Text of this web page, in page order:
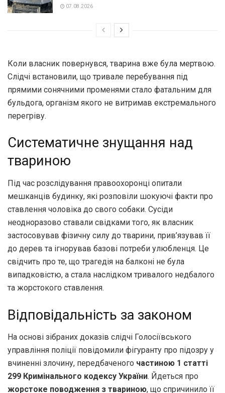
07.08.2026
Коли власник повернувся, тварина вже була мертвою.
Слідчі встановили, що тривале перебування під
прямими сонячними променями стало фатальним для
бульдога, організм якого не витримав екстремального
перегріву.
Систематичне знущання над
твариною
Під час розслідування правоохоронці опитали
мешканців будинку, які розповіли шокуючі факти про
ставлення чоловіка до свого собаки. Сусіди
неодноразово ставали свідками того, як власник
застосовував фізичну силу до тварини, прив’язував її
до дерев та ігнорував базові потреби улюбленця. Це
свідчить про те, що трагедія на балконі не була
випадковістю, а стала наслідком тривалого недбалого
та жорстокого ставлення.
Відповідальність за законом
На основі зібраних доказів слідчі Голосіївського
управління поліції повідомили фігуранту про підозру у
вчиненні злочину, передбаченого частиною 1 статті
299 Кримінального кодексу України. Йдеться про
жорстоке поводження з твариною, що спричинило її